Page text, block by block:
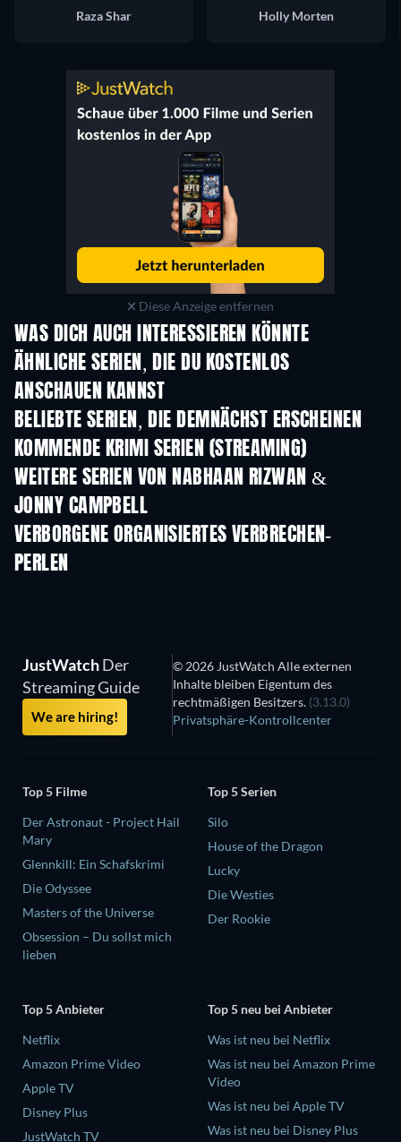
Raza Shar
Holly Morten
Diese Anzeige entfernen
WAS DICH AUCH INTERESSIEREN KÖNNTE
Serie Serie
ÄHNLICHE SERIEN, DIE DU KOSTENLOS
ANSCHAUEN KANNST
Serie
BELIEBTE SERIEN, DIE DEMNÄCHST ERSCHEINEN
Serie Serie
KOMMENDE KRIMI SERIEN (STREAMING)
Staffel 6 Staffel 2
WEITERE SERIEN VON NABHAAN RIZWAN &
JONNY CAMPBELL
Serie
VERBORGENE ORGANISIERTES VERBRECHEN-
PERLEN
JustWatchDer
Streaming Guide
We are hiring!
© 2026 JustWatch Alle externen
Inhalte bleiben Eigentum des
rechtmäßigen Besitzers. (3.13.0)
Privatsphäre-Kontrollcenter
Top 5 Filme
Der Astronaut - Project Hail
Mary
Glennkill: Ein Schafskrimi
Die Odyssee
Masters of the Universe
Obsession – Du sollst mich
lieben
Top 5 Serien
Silo
House of the Dragon
Lucky
Die Westies
Der Rookie
Top 5 Anbieter
Netflix
Amazon Prime Video
Apple TV
Disney Plus
JustWatch TV
Top 5 neu bei Anbieter
Was ist neu bei Netflix
Was ist neu bei Amazon Prime
Video
Was ist neu bei Apple TV
Was ist neu bei Disney Plus